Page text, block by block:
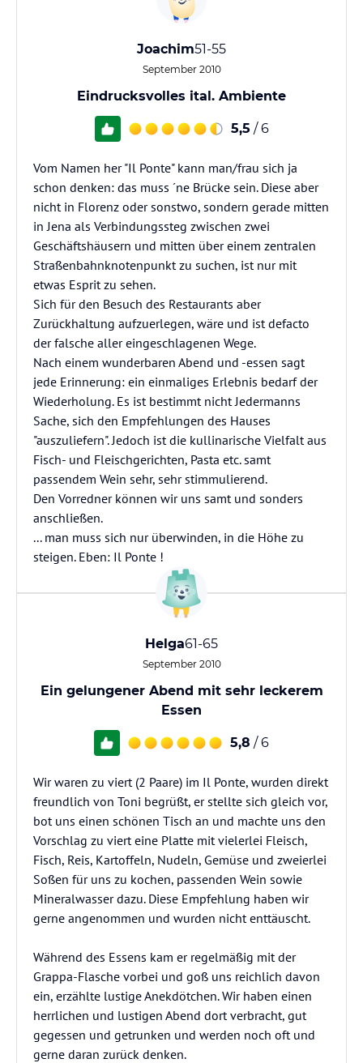
Joachim51-55
September 2010
Eindrucksvolles ital. Ambiente
5,5 / 6
Vom Namen her "Il Ponte" kann man/frau sich ja
schon denken: das muss ´ne Brücke sein. Diese aber
nicht in Florenz oder sonstwo, sondern gerade mitten
in Jena als Verbindungssteg zwischen zwei
Geschäftshäusern und mitten über einem zentralen
Straßenbahnknotenpunkt zu suchen, ist nur mit
etwas Esprit zu sehen.
Sich für den Besuch des Restaurants aber
Zurückhaltung aufzuerlegen, wäre und ist defacto
der falsche aller eingeschlagenen Wege.
Nach einem wunderbaren Abend und -essen sagt
jede Erinnerung: ein einmaliges Erlebnis bedarf der
Wiederholung. Es ist bestimmt nicht Jedermanns
Sache, sich den Empfehlungen des Hauses
"auszuliefern". Jedoch ist die kullinarische Vielfalt aus
Fisch- und Fleischgerichten, Pasta etc. samt
passendem Wein sehr, sehr stimmulierend.
Den Vorredner können wir uns samt und sonders
anschließen.
... man muss sich nur überwinden, in die Höhe zu
steigen. Eben: Il Ponte !
Helga61-65
September 2010
Ein gelungener Abend mit sehr leckerem
Essen
5,8 / 6
Wir waren zu viert (2 Paare) im Il Ponte, wurden direkt
freundlich von Toni begrüßt, er stellte sich gleich vor,
bot uns einen schönen Tisch an und machte uns den
Vorschlag zu viert eine Platte mit vielerlei Fleisch,
Fisch, Reis, Kartoffeln, Nudeln, Gemüse und zweierlei
Soßen für uns zu kochen, passenden Wein sowie
Mineralwasser dazu. Diese Empfehlung haben wir
gerne angenommen und wurden nicht enttäuscht.
Während des Essens kam er regelmäßig mit der
Grappa-Flasche vorbei und goß uns reichlich davon
ein, erzählte lustige Anekdötchen. Wir haben einen
herrlichen und lustigen Abend dort verbracht, gut
gegessen und getrunken und werden noch oft und
gerne daran zurück denken.